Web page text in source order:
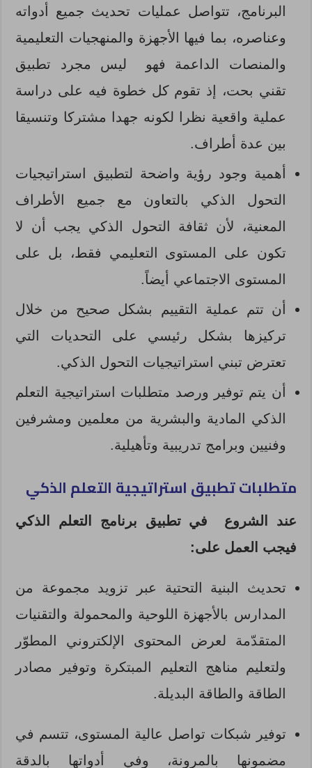
البرنامج، تتواصل عمليات تحديث جميع أدواته
وعناصره، بما فيها الأجهزة والمنهجيات التعليمية
والمنصات الداعمة فهو ليس مجرد تطبيق
تقني بحت، إذ تقوم كل خطوة فيه على دراسة
عملية واقعية نظرا لكونه جهدا مشتركا وتنسيقا
بين عدة أطراف.
أهمية وجود رؤية واضحة لتطبيق استراتيجيات
التحول الذكي بالتعاون مع جميع الأطراف
المعنية، لأن ثقافة التحول الذكي يجب أن لا
تكون على المستوى التعليمي فقط، بل على
المستوى الاجتماعي أيضاً.
أن تتم عملية التقييم بشكل صحيح من خلال
تركيزها بشكل رئيسي على التحديات التي
تعترض تبني استراتيجيات التحول الذكي.
أن يتم توفير ورصد متطلبات استراتيجية التعلم
الذكي المادية والبشرية من معلمين ومشرفين
وفنيين وبرامج تدريبية وتأهيلية.
متطلبات تطبيق استراتيجية التعلم الذكي
عند الشروع في تطبيق برنامج التعلم الذكي
فيجب العمل على:
تحديث البنية التحتية عبر تزويد مجموعة من
المدارس بالأجهزة اللوحية والمحمولة والتقنيات
المتقدّمة لعرض المحتوى الإلكتروني المطوّر
ولتعليم مناهج التعليم المبتكرة وتوفير مصادر
الطاقة والطاقة البديلة.
توفير شبكات تواصل عالية المستوى، تتسم في
مضمونها بالمرونة، وفي أدواتها بالدقة